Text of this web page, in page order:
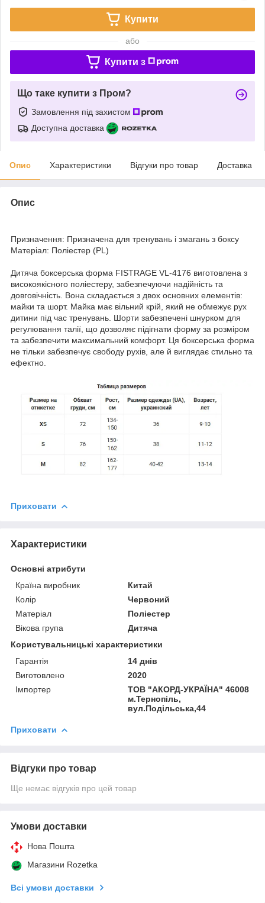
Купити
або
Купити з
Що таке купити з Пром?
Замовлення під захистом
Доступна доставка
Опис Характеристики Відгуки про товар Доставка
Опис
Призначення: Призначена для тренувань і змагань з боксу
Матеріал: Поліестер (PL)
Дитяча боксерська форма FISTRAGE VL-4176 виготовлена з
високоякісного поліестеру, забезпечуючи надійність та
довговічність. Вона складається з двох основних елементів:
майки та шорт. Майка має вільний крій, який не обмежує рух
дитини під час тренувань. Шорти забезпечені шнурком для
регулювання талії, що дозволяє підігнати форму за розміром
та забезпечити максимальний комфорт. Ця боксерська форма
не тільки забезпечує свободу рухів, але й виглядає стильно та
ефектно.
Приховати
Характеристики
Основні атрибути
Країна виробник
Китай
Колір
Червоний
Матеріал
Поліестер
Вікова група
Дитяча
Користувальницькі характеристики
Гарантія
14 днів
Виготовлено
2020
Імпортер
ТОВ "АКОРД-УКРАЇНА" 46008
м.Тернопіль,
вул.Подільська,44
Приховати
Відгуки про товар
Ще немає відгуків про цей товар
Умови доставки
Нова Пошта
Магазини Rozetka
Всі умови доставки